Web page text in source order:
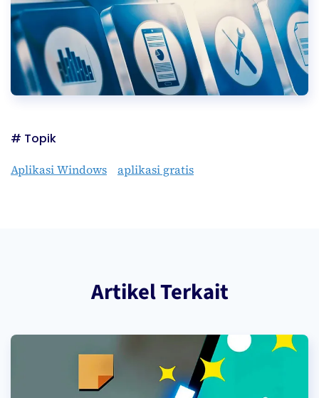
# Topik
Aplikasi Windows aplikasi gratis
Artikel Terkait